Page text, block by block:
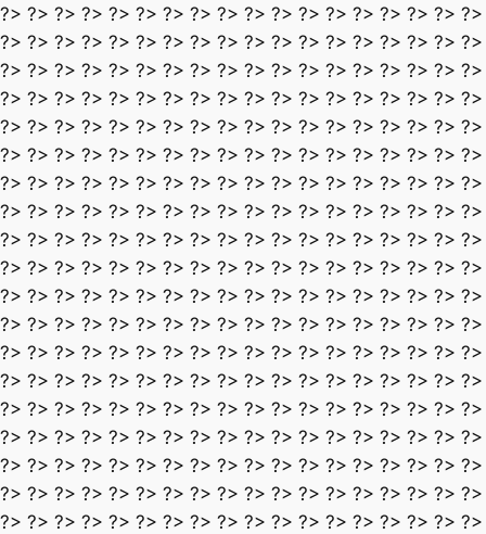
?> ?> ?> ?> ?> ?> ?> ?> ?> ?> ?> ?> ?> ?> ?> ?> ?> ?>
?> ?> ?> ?> ?> ?> ?> ?> ?> ?> ?> ?> ?> ?> ?> ?> ?> ?>
?> ?> ?> ?> ?> ?> ?> ?> ?> ?> ?> ?> ?> ?> ?> ?> ?> ?>
?> ?> ?> ?> ?> ?> ?> ?> ?> ?> ?> ?> ?> ?> ?> ?> ?> ?>
?> ?> ?> ?> ?> ?> ?> ?> ?> ?> ?> ?> ?> ?> ?> ?> ?> ?>
?> ?> ?> ?> ?> ?> ?> ?> ?> ?> ?> ?> ?> ?> ?> ?> ?> ?>
?> ?> ?> ?> ?> ?> ?> ?> ?> ?> ?> ?> ?> ?> ?> ?> ?> ?>
?> ?> ?> ?> ?> ?> ?> ?> ?> ?> ?> ?> ?> ?> ?> ?> ?> ?>
?> ?> ?> ?> ?> ?> ?> ?> ?> ?> ?> ?> ?> ?> ?> ?> ?> ?>
?> ?> ?> ?> ?> ?> ?> ?> ?> ?> ?> ?> ?> ?> ?> ?> ?> ?>
?> ?> ?> ?> ?> ?> ?> ?> ?> ?> ?> ?> ?> ?> ?> ?> ?> ?>
?> ?> ?> ?> ?> ?> ?> ?> ?> ?> ?> ?> ?> ?> ?> ?> ?> ?>
?> ?> ?> ?> ?> ?> ?> ?> ?> ?> ?> ?> ?> ?> ?> ?> ?> ?>
?> ?> ?> ?> ?> ?> ?> ?> ?> ?> ?> ?> ?> ?> ?> ?> ?> ?>
?> ?> ?> ?> ?> ?> ?> ?> ?> ?> ?> ?> ?> ?> ?> ?> ?> ?>
?> ?> ?> ?> ?> ?> ?> ?> ?> ?> ?> ?> ?> ?> ?> ?> ?> ?>
?> ?> ?> ?> ?> ?> ?> ?> ?> ?> ?> ?> ?> ?> ?> ?> ?> ?>
?> ?> ?> ?> ?> ?> ?> ?> ?> ?> ?> ?> ?> ?> ?> ?> ?> ?>
?> ?> ?> ?> ?> ?> ?> ?> ?> ?> ?> ?> ?> ?> ?> ?> ?> ?>